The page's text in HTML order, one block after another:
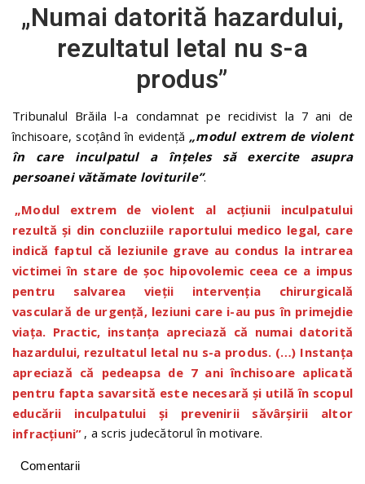
„Numai datorită hazardului,
rezultatul letal nu s-a
produs”
Tribunalul Brăila l-a condamnat pe recidivist la 7 ani de
închisoare, scoțând în evidență „modul extrem de violent
în care inculpatul a înţeles să exercite asupra
persoanei vătămate loviturile”.
„Modul extrem de violent al acţiunii inculpatului
rezultă şi din concluziile raportului medico legal, care
indică faptul că leziunile grave au condus la intrarea
victimei în stare de şoc hipovolemic ceea ce a impus
pentru salvarea vieţii intervenţia chirurgicală
vasculară de urgenţă, leziuni care i-au pus în primejdie
viaţa. Practic, instanţa apreciază că numai datorită
hazardului, rezultatul letal nu s-a produs. (…) Instanța
apreciază că pedeapsa de 7 ani închisoare aplicată
pentru fapta savarsită este necesară și utilă în scopul
educării inculpatului și prevenirii săvârșirii altor
infracțiuni” , a scris judecătorul în motivare.
Comentarii